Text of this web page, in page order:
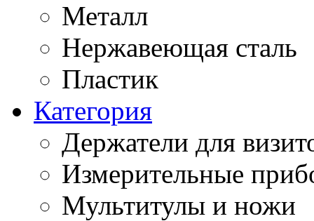
Металл
Нержавеющая сталь
Пластик
Категория
Держатели для
Измерительные
Мультитулы и ножи